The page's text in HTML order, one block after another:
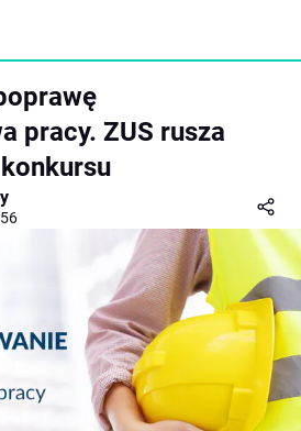
pracy. ZUS rusza